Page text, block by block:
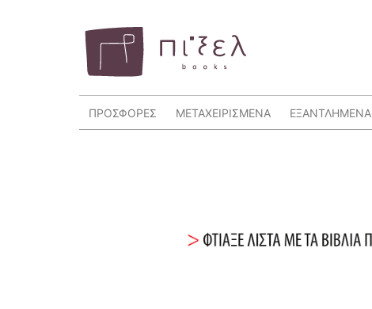
ΠΡΟΣΦΟΡΕΣ ΜΕΤΑΧΕΙΡΙΣΜΕΝΑ ΕΞΑΝΤΛΗΜΕΝΑ